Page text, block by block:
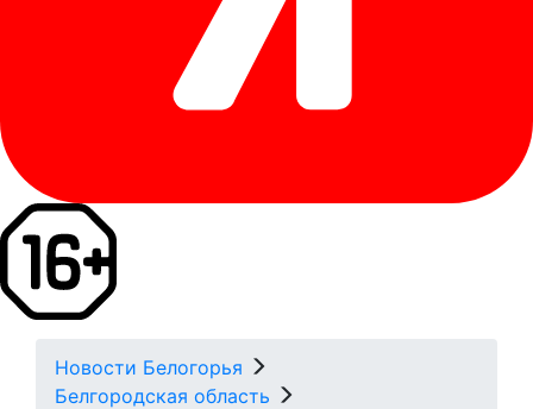
Новости Белогорья
Белгородская область